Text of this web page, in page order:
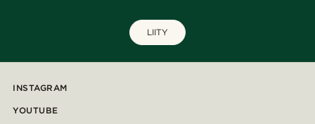
LIITY
INSTAGRAM
YOUTUBE